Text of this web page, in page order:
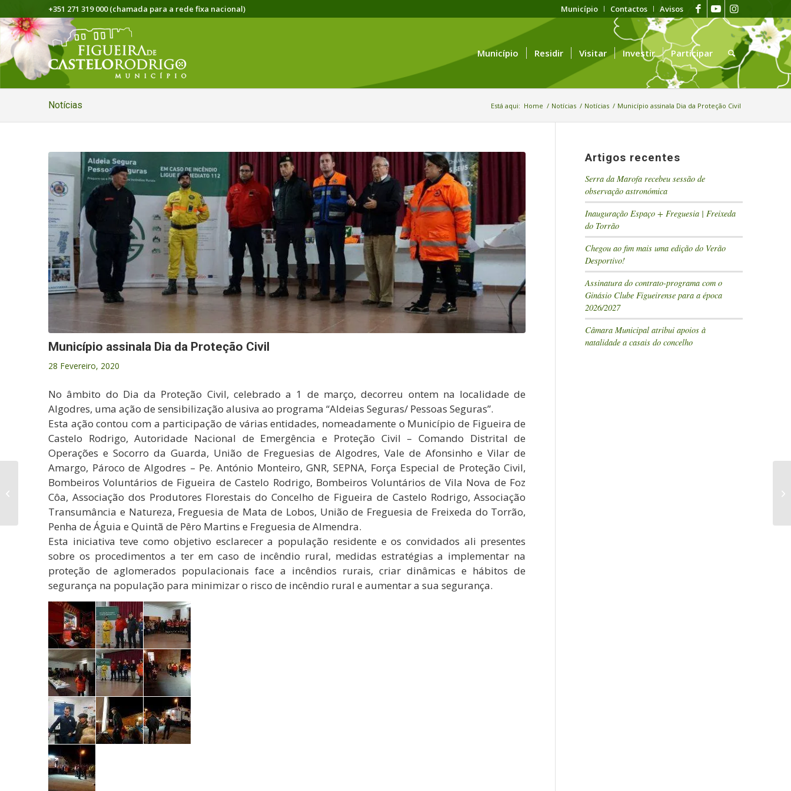
Município Contactos Avisos
+351 271 319 000 (chamada para a rede fixa nacional)
Município Residir Visitar Investir Participar
Notícias Está aqui: Home / Notícias / Notícias / Município assinala Dia da Proteção Civil
Município assinala Dia da Proteção Civil
28 Fevereiro, 2020
No âmbito do Dia da Proteção Civil, celebrado a 1 de março, decorreu ontem na localidade de
Algodres, uma ação de sensibilização alusiva ao programa “Aldeias Seguras/ Pessoas Seguras”.
Esta ação contou com a participação de várias entidades, nomeadamente o Município de Figueira de
Castelo Rodrigo, Autoridade Nacional de Emergência e Proteção Civil – Comando Distrital de
Operações e Socorro da Guarda, União de Freguesias de Algodres, Vale de Afonsinho e Vilar de
Amargo, Pároco de Algodres – Pe. António Monteiro, GNR, SEPNA, Força Especial de Proteção Civil,
Bombeiros Voluntários de Figueira de Castelo Rodrigo, Bombeiros Voluntários de Vila Nova de Foz
Côa, Associação dos Produtores Florestais do Concelho de Figueira de Castelo Rodrigo, Associação
Transumância e Natureza, Freguesia de Mata de Lobos, União de Freguesia de Freixeda do Torrão,
Penha de Águia e Quintã de Pêro Martins e Freguesia de Almendra.
Esta iniciativa teve como objetivo esclarecer a população residente e os convidados ali presentes
sobre os procedimentos a ter em caso de incêndio rural, medidas estratégias a implementar na
proteção de aglomerados populacionais face a incêndios rurais, criar dinâmicas e hábitos de
segurança na população para minimizar o risco de incêndio rural e aumentar a sua segurança.
Artigos recentes
Serra da Marofa recebeu sessão de
observação astronómica
Inauguração Espaço + Freguesia | Freixeda
do Torrão
Chegou ao fim mais uma edição do Verão
Desportivo!
Assinatura do contrato-programa com o
Ginásio Clube Figueirense para a época
2026/2027
Câmara Municipal atribui apoios à
natalidade a casais do concelho
Requalificação da
Torre de Almofala